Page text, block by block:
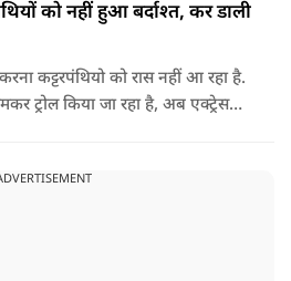
को नहीं हुआ बर्दाश्त, कर डाली
कट्टरपंथियो को रास नहीं आ रहा है.
ट्रोल किया जा रहा है, अब एक्ट्रेस